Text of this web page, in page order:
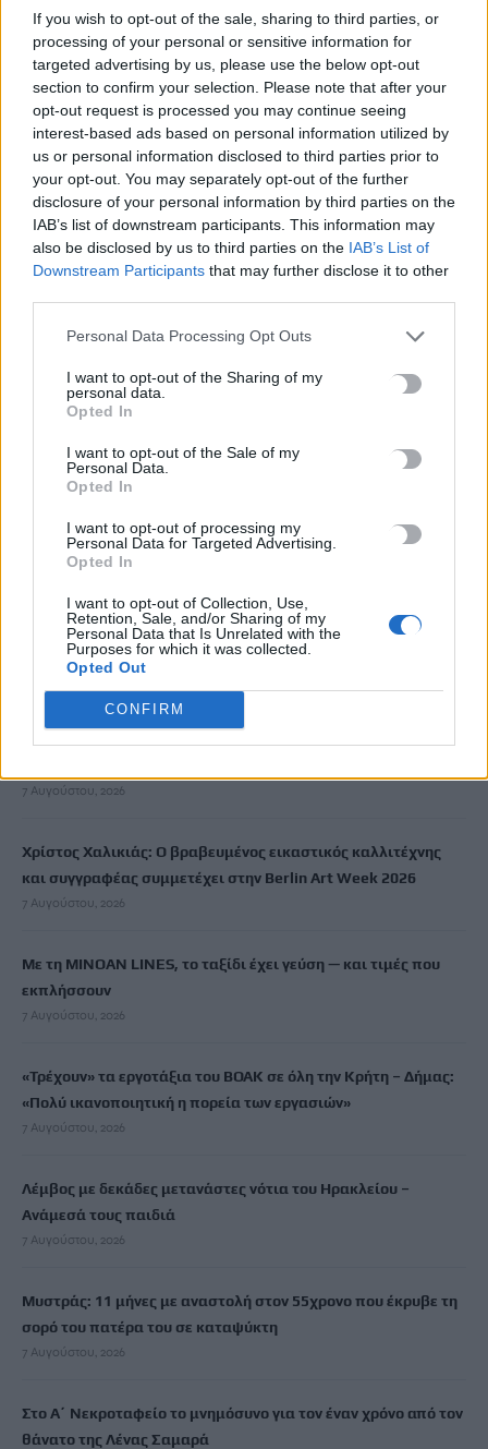
If you wish to opt-out of the sale, sharing to third parties, or
processing of your personal or sensitive information for
targeted advertising by us, please use the below opt-out
section to confirm your selection. Please note that after your
opt-out request is processed you may continue seeing
interest-based ads based on personal information utilized by
us or personal information disclosed to third parties prior to
your opt-out. You may separately opt-out of the further
disclosure of your personal information by third parties on the
IAB’s list of downstream participants. This information may
also be disclosed by us to third parties on the IAB’s List of
Downstream Participants that may further disclose it to other
Personal Data Processing Opt Outs
I want to opt-out of the Sharing of my
personal data.
Opted In
I want to opt-out of the Sale of my
Personal Data.
Opted In
I want to opt-out of processing my
Personal Data for Targeted Advertising.
Opted In
I want to opt-out of Collection, Use,
Retention, Sale, and/or Sharing of my
Personal Data that Is Unrelated with the
Purposes for which it was collected.
Opted Out
CONFIRM
ΠΡΟΗΓΟΎΜΕΝΟ
«Δε θα έχουμε αρνιά και
κατσίκια στην Κρήτη» - Οι
κτηνοτρόφοι ζητούν συνάντηση
με Μητσοτάκη
16 Σεπτεμβρίου, 2025
ΕΠΌΜΕΝΟ
Ένα βουνό "μετακομίζει" στην
παραλιακή του Ηρακλείου
16 Σεπτεμβρίου, 2025
Μην χάνεις είδηση. Βάλε το CRETA24 στην
ΠΡΟΣΘΕΣΕ ΤΟ CRETA24
ΡΟΗ ΕΙΔΗΣΕΩΝ
Νέος πνιγμός σε παραλία των Χανίων – Νεκρή 65χρονη
7 Αυγούστου, 2026
7 Αυγούστου, 2026
Χρίστος Χαλικιάς: Ο βραβευμένος εικαστικός καλλιτέχνης
και συγγραφέας συμμετέχει στην Berlin Art Week 2026
7 Αυγούστου, 2026
Με τη MINOAN LINES, το ταξίδι έχει γεύση — και τιμές που
εκπλήσσουν
7 Αυγούστου, 2026
«Τρέχουν» τα εργοτάξια του ΒΟΑΚ σε όλη την Κρήτη – Δήμας:
«Πολύ ικανοποιητική η πορεία των εργασιών»
7 Αυγούστου, 2026
Λέμβος με δεκάδες μετανάστες νότια του Ηρακλείου –
Ανάμεσά τους παιδιά
7 Αυγούστου, 2026
Μυστράς: 11 μήνες με αναστολή στον 55χρονο που έκρυβε τη
σορό του πατέρα του σε καταψύκτη
7 Αυγούστου, 2026
Στο Α΄ Νεκροταφείο το μνημόσυνο για τον έναν χρόνο από τον
θάνατο της Λένας Σαμαρά